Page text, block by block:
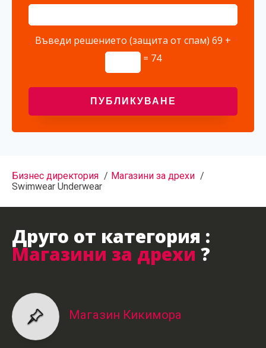
Въведи решението (защита от спам) 69 +
= 74
Бизнес директория
Магазини за дрехи
Swimwear Underwear
Друго от категория :
Магазини за дрехи ?
Магазин Кикимора